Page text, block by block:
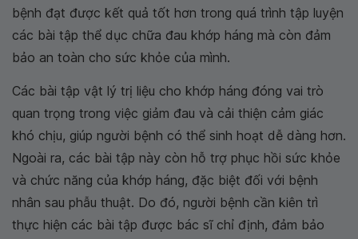
bệnh đạt được kết quả tốt hơn trong quá trình tập luyện
các bài tập thể dục chữa đau khớp háng mà còn đảm
bảo an toàn cho sức khỏe của mình.
Các bài tập vật lý trị liệu cho khớp háng đóng vai trò
quan trọng trong việc giảm đau và cải thiện cảm giác
khó chịu, giúp người bệnh có thể sinh hoạt dễ dàng hơn.
Ngoài ra, các bài tập này còn hỗ trợ phục hồi sức khỏe
và chức năng của khớp háng, đặc biệt đối với bệnh
nhân sau phẫu thuật. Do đó, người bệnh cần kiên trì
thực hiện các bài tập được bác sĩ chỉ định, đảm bảo